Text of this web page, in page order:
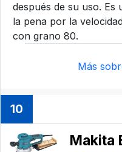
después de su uso.
la pena por la
con grano 80.
Más
10
Makita